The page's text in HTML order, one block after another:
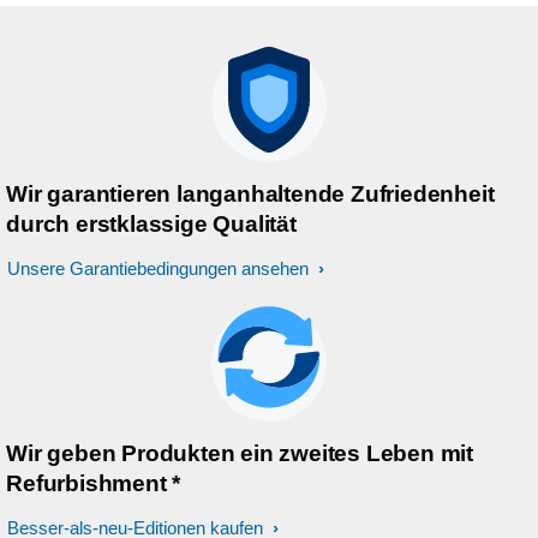
Wir garantieren langanhaltende Zufriedenheit
durch erstklassige Qualität
Unsere Garantiebedingungen ansehen
Wir geben Produkten ein zweites Leben mit
Refurbishment *
Besser-als-neu-Editionen kaufen